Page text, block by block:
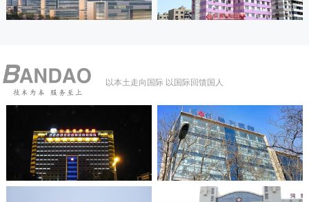
以本土走向国际 以国际回馈国人